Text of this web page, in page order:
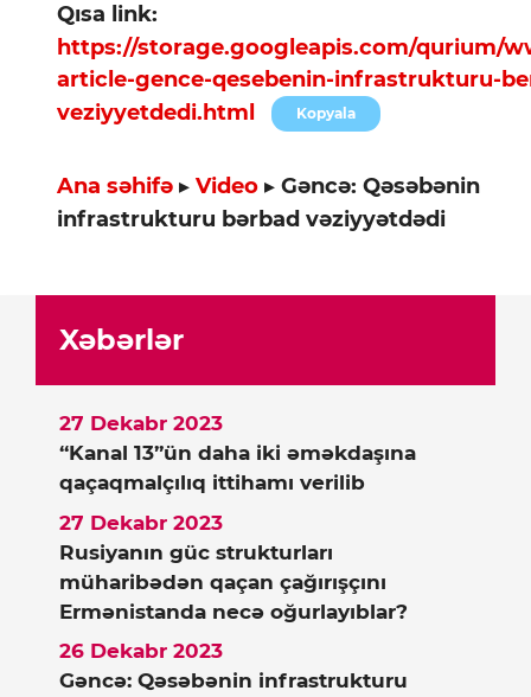
Qısa link:
https://storage.googleapis.com/qurium/
article-gence-qesebenin-infrastrukturu-
veziyyetdedi.html
Kopyala
Ana səhifə ▸ Video ▸ Gəncə: Qəsəbənin
infrastrukturu bərbad vəziyyətdədi
Xəbərlər
“Kanal 13”ün daha iki əməkdaşına
qaçaqmalçılıq ittihamı verilib
27 Dekabr 2023
Rusiyanın güc strukturları
müharibədən qaçan çağırışçını
Ermənistanda necə oğurlayıblar?
27 Dekabr 2023
Gəncə: Qəsəbənin infrastrukturu
26 Dekabr 2023